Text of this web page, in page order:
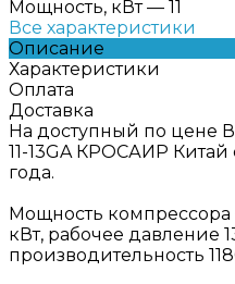
Мощность, кВт — 11
Все характеристики
Описание
Характеристики
Оплата
Доставка
На доступный по цене
11-13GA КРОСАИР Китай
года.
Мощность компрессора
кВт, рабочее давление
производительность